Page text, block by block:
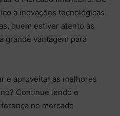
a inovações tecnológicas
quem estiver atento às
grande vantagem para
e aproveitar as melhores
Continue lendo e
no mercado